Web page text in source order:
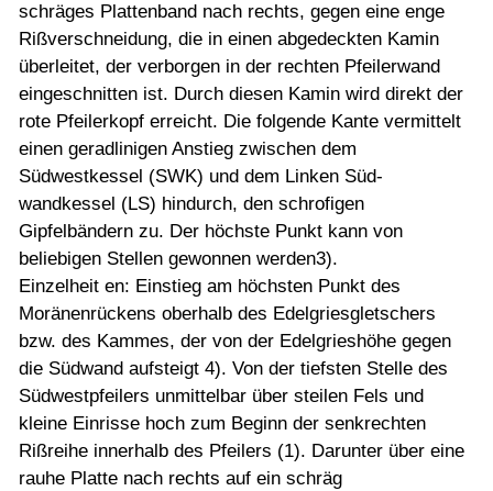
schräges Plattenband nach rechts, gegen eine enge
Rißverschneidung, die in einen abgedeckten Kamin
überleitet, der verborgen in der rechten Pfeilerwand
eingeschnitten ist. Durch diesen Kamin wird direkt der
rote Pfeilerkopf erreicht. Die folgende Kante vermittelt
einen geradlinigen Anstieg zwischen dem
Südwestkessel (SWK) und dem Linken Süd-
wandkessel (LS) hindurch, den schrofigen
Gipfelbändern zu. Der höchste Punkt kann von
beliebigen Stellen gewonnen werden3).
Einzelheit en: Einstieg am höchsten Punkt des
Moränenrückens oberhalb des Edelgriesgletschers
bzw. des Kammes, der von der Edelgrieshöhe gegen
die Südwand aufsteigt 4). Von der tiefsten Stelle des
Südwestpfeilers unmittelbar über steilen Fels und
kleine Einrisse hoch zum Beginn der senkrechten
Rißreihe innerhalb des Pfeilers (1). Darunter über eine
rauhe Platte nach rechts auf ein schräg